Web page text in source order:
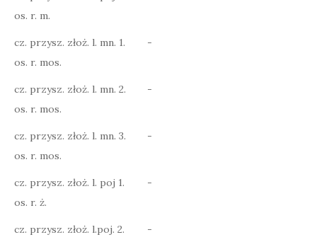
os. r. m.
cz. przysz. złoż. l. mn. 1.
os. r. mos.
-
cz. przysz. złoż. l. mn. 2.
os. r. mos.
-
cz. przysz. złoż. l. mn. 3.
os. r. mos.
-
cz. przysz. złoż. l. poj 1.
os. r. ż.
-
cz. przysz. złoż. l.poj. 2.
-